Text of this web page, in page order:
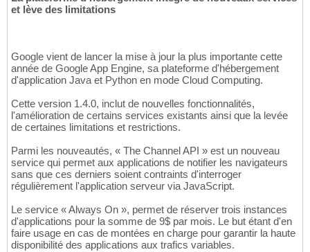
et lève des limitations
Google vient de lancer la mise à jour la plus importante cette
année de Google App Engine, sa plateforme d'hébergement
d'application Java et Python en mode Cloud Computing.
Cette version 1.4.0, inclut de nouvelles fonctionnalités,
l'amélioration de certains services existants ainsi que la levée
de certaines limitations et restrictions.
Parmi les nouveautés, « The Channel API » est un nouveau
service qui permet aux applications de notifier les navigateurs
sans que ces derniers soient contraints d'interroger
régulièrement l'application serveur via JavaScript.
Le service « Always On », permet de réserver trois instances
d'applications pour la somme de 9$ par mois. Le but étant d'en
faire usage en cas de montées en charge pour garantir la haute
disponibilité des applications aux trafics variables.